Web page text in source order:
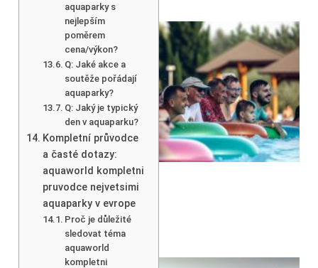
aquaparky s
nejlepším
poměrem
cena/výkon?
Q: Jaké akce a
soutěže pořádají
aquaparky?
Q: Jaký je typický
den v aquaparku?
Kompletní průvodce
a časté dotazy:
aquaworld kompletni
pruvodce nejvetsimi
aquaparky v evrope
Proč je důležité
sledovat téma
aquaworld
kompletni